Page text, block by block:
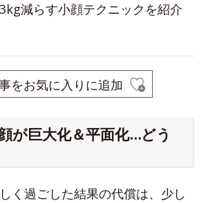
減らす小顔テクニックを紹介
をお気に入りに追加
が巨大化＆平面化…どう
く過ごした結果の代償は、少し